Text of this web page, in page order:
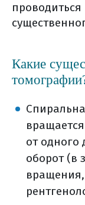
Какие
от одного
оборот (в
вращения,